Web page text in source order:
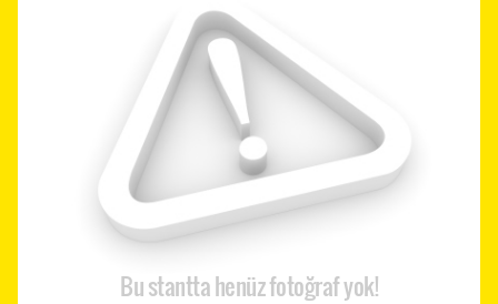
Bu stantta henüz fotoğraf yok!